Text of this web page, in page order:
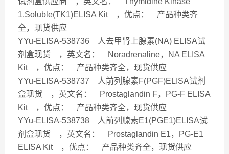
1,Soluble(TK1)ELISA Kit ，优点： 产品种类齐
全，现货供应
YYu-ELISA-538736 人去甲肾上腺素(NA) ELISA试
剂盒现货 ，英文名： Noradrenaline，NA ELISA
Kit ，优点： 产品种类齐全，现货供应
YYu-ELISA-538737 人前列腺素F(PGF)ELISA试剂
盒现货 ，英文名： Prostaglandin F，PG-F ELISA
Kit ，优点： 产品种类齐全，现货供应
YYu-ELISA-538738 人前列腺素E1(PGE1)ELISA试
剂盒现货 ，英文名： Prostaglandin E1，PG-E1
ELISA Kit ，优点： 产品种类齐全，现货供应